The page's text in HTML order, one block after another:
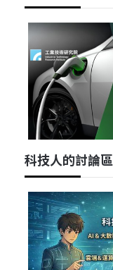
科技人的討論區